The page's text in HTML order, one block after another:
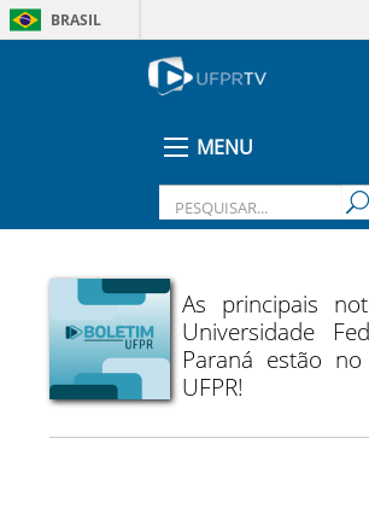
BRASIL
MENU
As principais
Universidade
Paraná estão
UFPR!